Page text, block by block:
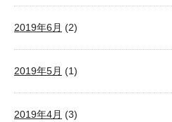
2019年6月 (2)
2019年5月 (1)
2019年4月 (3)